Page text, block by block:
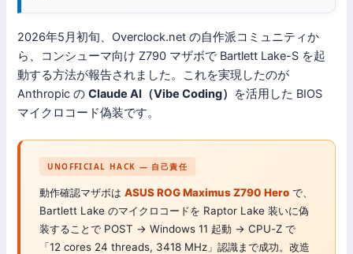
2026年5月初旬、Overclock.net の自作派コミュニティか
ら、コンシューマ向け Z790 マザボで Bartlett Lake-S を起
動する方法が報告されました。これを実現したのが
Anthropic のClaude AI（Vibe Coding） を活用した BIOS
マイクロコード偽装です。
UNOFFICIAL HACK — 自己責任
動作確認マザボはASUS ROG Maximus Z790 Hero で、
Bartlett Lake のマイクロコードを Raptor Lake 装いに偽
装することで POST → Windows 11 起動 → CPU-Z で
「12 cores 24 threads, 3418 MHz」認識まで成功。改造